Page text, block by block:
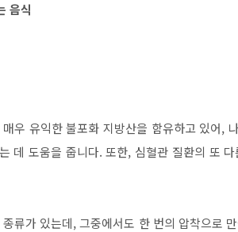
음식
우 유익한 불포화 지방산을 함유하고 있어,
데 도움을 줍니다. 또한, 심혈관 질환의 또
류가 있는데, 그중에서도 한 번의 압착으로